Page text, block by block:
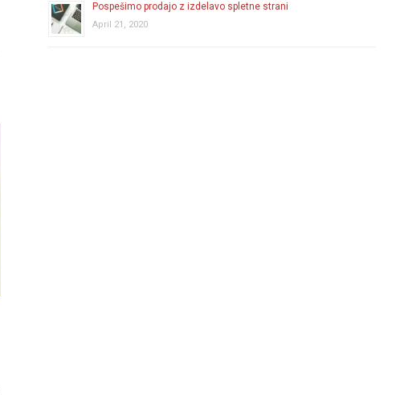
Pospešimo prodajo z izdelavo spletne strani
April 21, 2020